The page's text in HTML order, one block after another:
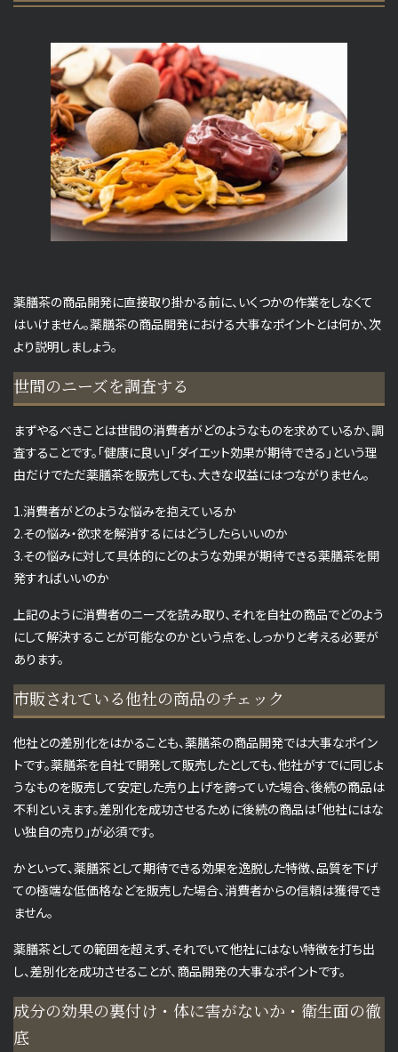
薬膳茶の商品開発に直接取り掛かる前に、いくつかの作業をしなくて
はいけません。薬膳茶の商品開発における大事なポイントとは何か、次
より説明しましょう。
世間のニーズを調査する
まずやるべきことは世間の消費者がどのようなものを求めているか、調
査することです。「健康に良い」「ダイエット効果が期待できる」という理
由だけでただ薬膳茶を販売しても、大きな収益にはつながりません。
1.消費者がどのような悩みを抱えているか
2.その悩み・欲求を解消するにはどうしたらいいのか
3.その悩みに対して具体的にどのような効果が期待できる薬膳茶を開
発すればいいのか
上記のように消費者のニーズを読み取り、それを自社の商品でどのよう
にして解決することが可能なのかという点を、しっかりと考える必要が
あります。
市販されている他社の商品のチェック
他社との差別化をはかることも、薬膳茶の商品開発では大事なポイン
トです。薬膳茶を自社で開発して販売したとしても、他社がすでに同じよ
うなものを販売して安定した売り上げを誇っていた場合、後続の商品は
不利といえます。差別化を成功させるために後続の商品は「他社にはな
い独自の売り」が必須です。
かといって、薬膳茶として期待できる効果を逸脱した特徴、品質を下げ
ての極端な低価格などを販売した場合、消費者からの信頼は獲得でき
ません。
薬膳茶としての範囲を超えず、それでいて他社にはない特徴を打ち出
し、差別化を成功させることが、商品開発の大事なポイントです。
成分の効果の裏付け・体に害がないか・衛生面の徹
底